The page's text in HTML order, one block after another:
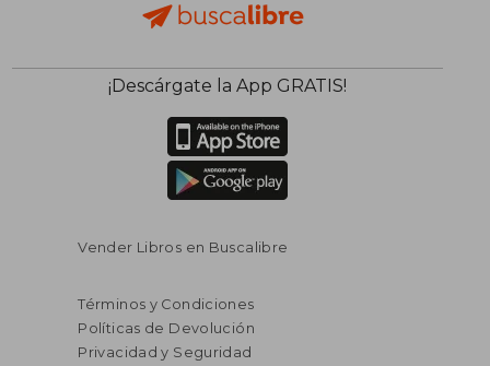
$ 277.81
$ 152.80
45%
dcto.
¡Descárgate la App GRATIS!
Vender Libros en Buscalibre
Términos y Condiciones
Políticas de Devolución
Privacidad y Seguridad